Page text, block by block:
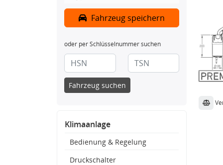
Fahrzeug speichern
oder per Schlüsselnummer suchen
Fahrzeug suchen
Klimaanlage
Bedienung & Regelung
Druckschalter